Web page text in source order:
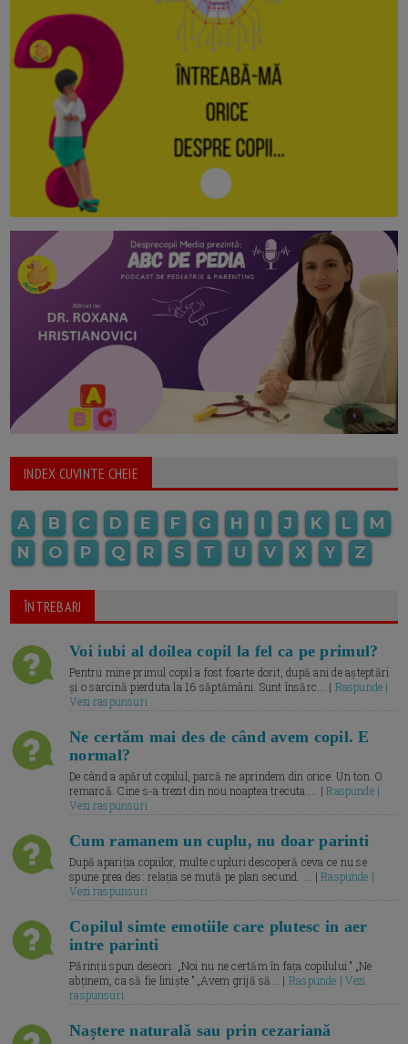
INDEX CUVINTE CHEIE
A B C D E F G H I J K L
M
N
O P Q R S T U V X Y Z
ÎNTREBARI
Voi iubi al doilea copil la fel ca pe primul?
Pentru mine primul copil a fost foarte dorit, după ani de așteptări
și o sarcină pierduta la 16 săptămâni. Sunt însărc... | Raspunde |
Vezi raspunsuri
Ne certăm mai des de când avem copil. E
normal?
De când a apărut copilul, parcă ne aprindem din orice. Un ton. O
remarcă. Cine s-a trezit din nou noaptea trecuta.... |Raspunde |
Vezi raspunsuri
Cum ramanem un cuplu, nu doar parinti
După apariția copiilor, multe cupluri descoperă ceva ce nu se
spune prea des: relația se mută pe plan secund. ... |Raspunde |
Vezi raspunsuri
Copilul simte emotiile care plutesc in aer
intre parinti
Părinții spun deseori: „Noi nu ne certăm în fața copilului.” „Ne
abținem, ca să fie liniște.” „Avem grijă să... | Raspunde | Vezi
raspunsuri
Naștere naturală sau prin cezariană